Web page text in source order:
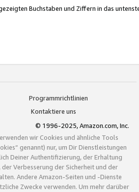
Buchstaben und Ziffern in das
Programmrichtlinien
Kontaktiere uns
© 1996-2025, Amazon.com, Inc.
wir Cookies und ähnliche Tools
genannt) nur, um Dir Dienstleistungen
Deiner Authentifizierung, der Erhaltung
Verbesserung der Sicherheit und der
Andere Amazon-Seiten und -Dienste
Zwecke verwenden. Um mehr darüber